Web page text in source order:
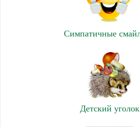
Симпатичные
Детский уголок